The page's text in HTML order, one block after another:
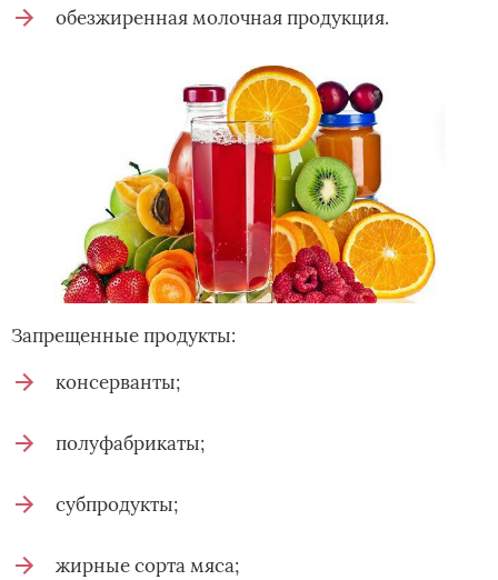
обезжиренная молочная продукция.
Запрещенные продукты:
консерванты;
полуфабрикаты;
субпродукты;
жирные сорта мяса;